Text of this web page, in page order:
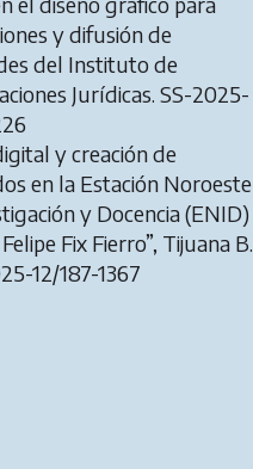
y difusión de
del Instituto de
Jurídicas. SS-2025-
y creación de
en la Estación Noroeste
y Docencia (ENID)
Fix Fierro”, Tijuana B.
12/187-1367